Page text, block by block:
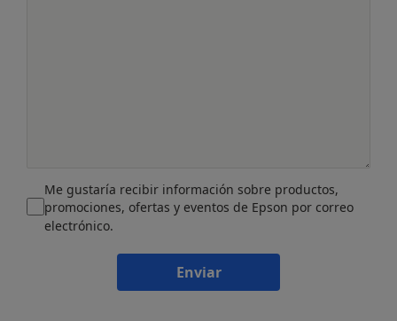
Me gustaría recibir información sobre productos,
promociones, ofertas y eventos de Epson por correo
electrónico.
Enviar